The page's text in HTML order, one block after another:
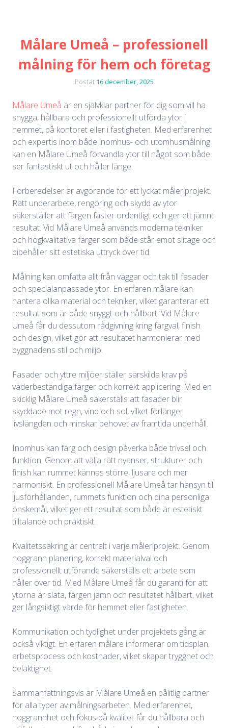
Målare Umeå – professionell
målning för hem och företag
Postat 16 december, 2025
Målare Umeå är en självklar partner för dig som vill ha
snygga, hållbara och professionellt utförda ytor i
hemmet, på kontoret eller i fastigheten. Med erfarenhet
och expertis inom både inomhus- och utomhusmålning
kan en Målare Umeå förvandla ytor till något som både
ser fantastiskt ut och håller länge.
Förberedelser är avgörande för ett lyckat måleriprojekt.
Rätt underarbete, rengöring och skydd av ytor
säkerställer att färgen fäster ordentligt och ger ett jämnt
resultat. Vid Målare Umeå används moderna tekniker
och högkvalitativa färger som både står emot slitage och
bibehåller sitt estetiska uttryck över tid.
Målning kan omfatta allt från väggar och tak till fasader
och specialanpassade ytor. En erfaren målare kan
hantera olika material och tekniker, vilket garanterar ett
resultat som är både snyggt och hållbart. Vid Målare
Umeå får du dessutom rådgivning kring färgval, finish
och design, vilket gör att resultatet harmonierar med
byggnadens stil och miljö.
Fasader och yttre miljöer ställer särskilda krav på
väderbeständiga färger och korrekt applicering. Med en
skicklig Målare Umeå säkerställs att fasader blir
skyddade mot regn, vind och sol, vilket förlänger
livslängden och minskar behovet av framtida underhåll.
Inomhus kan färg och design påverka både trivsel och
funktion. Genom att välja rätt nyanser, strukturer och
finish kan rummet kännas större, ljusare och mer
harmoniskt. En professionell Målare Umeå tar hänsyn till
ljusförhållanden, rummets funktion och dina personliga
önskemål, vilket ger ett resultat som både är estetiskt
tilltalande och praktiskt.
Kvalitetssäkring är centralt i varje måleriprojekt. Genom
noggrann planering, korrekt materialval och
professionellt utförande säkerställs ett arbete som
håller över tid. Med Målare Umeå får du garanti för att
ytorna är släta, färgen jämn och resultatet hållbart, vilket
ger långsiktigt värde för hemmet eller fastigheten.
Kommunikation och tydlighet under projektets gång är
också viktigt. En erfaren målare informerar om tidsplan,
arbetsprocess och kostnader, vilket skapar trygghet och
delaktighet.
Sammanfattningsvis är Målare Umeå en pålitlig partner
för alla typer av målningsarbeten. Med erfarenhet,
noggrannhet och fokus på kvalitet får du hållbara och